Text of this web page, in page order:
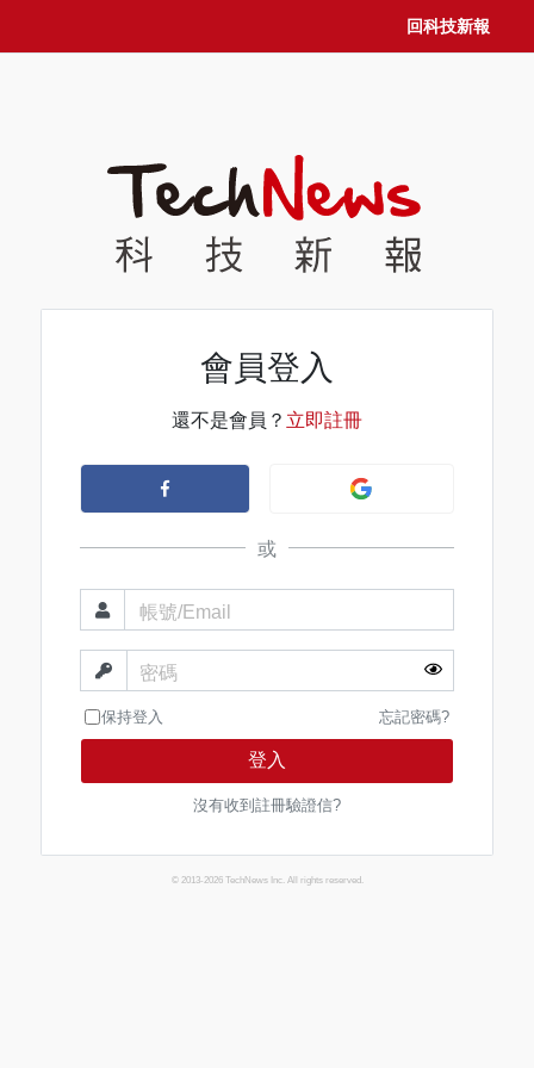
回科技新報
會員登入
還不是會員？ 立即註冊
或
帳號/Email
密碼
保持登入 忘記密碼?
登入
沒有收到註冊驗證信?
© 2013-2026 TechNews Inc. All rights reserved.